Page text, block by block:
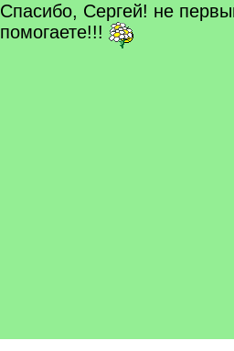
Спасибо, Сергей! не
помогаете!!!